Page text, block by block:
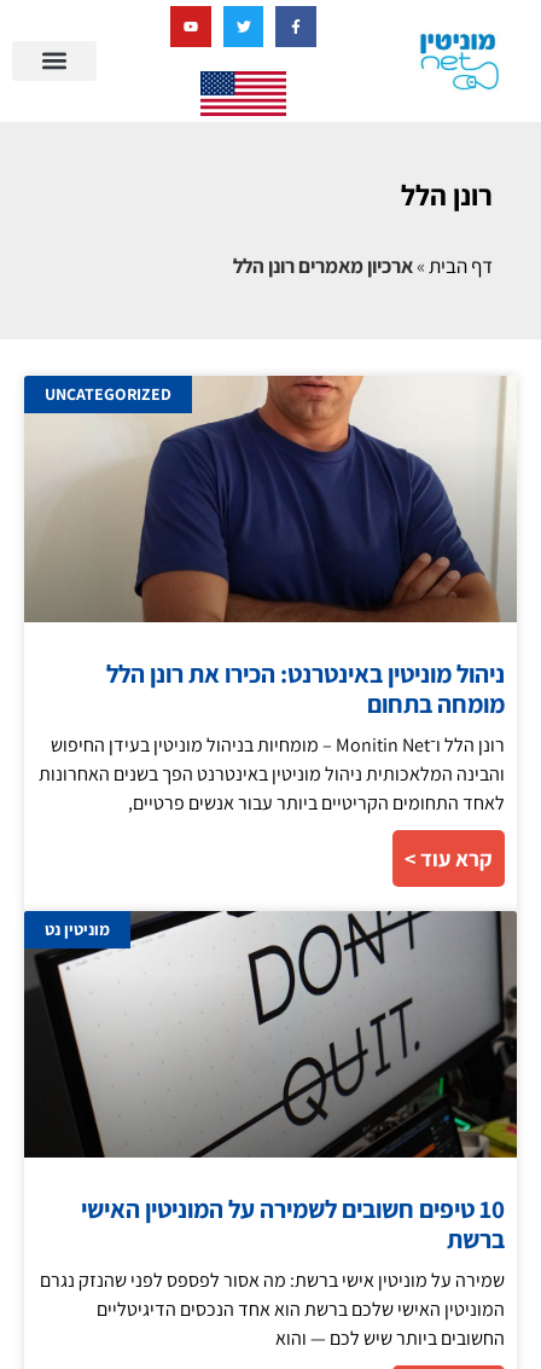
רונן הלל
דף הבית»ארכיון מאמרים רונן הלל
UNCATEGORIZED
ניהול מוניטין באינטרנט: הכירו את רונן הלל
מומחה בתחום
רונן הלל ו־Monitin Net – מומחיות בניהול מוניטין בעידן החיפוש
והבינה המלאכותית ניהול מוניטין באינטרנט הפך בשנים האחרונות
לאחד התחומים הקריטיים ביותר עבור אנשים פרטיים,
קרא עוד >
מוניטין נט
10 טיפים חשובים לשמירה על המוניטין האישי
ברשת
שמירה על מוניטין אישי ברשת: מה אסור לפספס לפני שהנזק נגרם
המוניטין האישי שלכם ברשת הוא אחד הנכסים הדיגיטליים
החשובים ביותר שיש לכם — והוא